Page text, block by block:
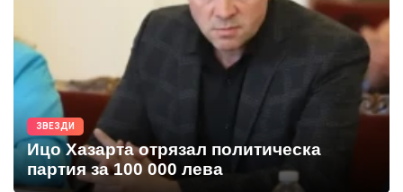
ЗВЕЗДИ
Ицо Хазарта отрязал политическа
партия за 100 000 лева